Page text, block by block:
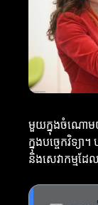
មួយក្នុងចំណោមយុ
ក្នុងបច្ចេកវិទ្យ
និងសេវាកម្មដ